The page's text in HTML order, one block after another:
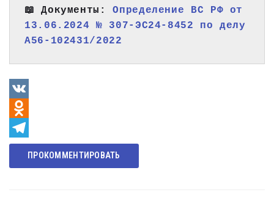
📖 Документы: Определение ВС РФ от
13.06.2024 № 307-ЭС24-8452 по делу
А56-102431/2022
VK
Odnoklassniki
Telegram
ПРОКОММЕНТИРОВАТЬ